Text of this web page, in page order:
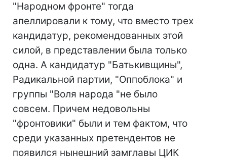
"Народном фронте" тогда
апеллировали к тому, что вместо трех
кандидатур, рекомендованных этой
силой, в представлении была только
одна. А кандидатур "Батькивщины",
Радикальной партии, "Оппоблока" и
группы "Воля народа "не было
совсем. Причем недовольны
"фронтовики" были и тем фактом, что
среди указанных претендентов не
появился нынешний замглавы ЦИК